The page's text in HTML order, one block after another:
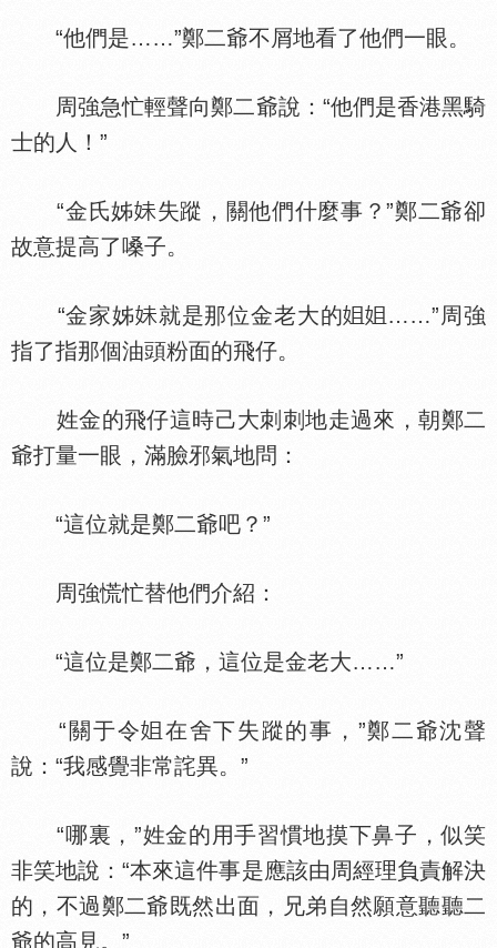
“他們是……”鄭二爺不屑地看了他們一眼。
周強急忙輕聲向鄭二爺說：“他們是香港黑騎
士的人！”
“金氏姊
失蹤，關他們什麼事？”鄭二爺卻
故意提高了嗓子。
“金家姊 就是那位金老大的
……”周強
指了指那個油頭粉面的飛仔。
姓金的飛仔這時己大刺刺地走過來，朝鄭二
爺打量一眼，滿臉邪氣地問：
“這位就是鄭二爺吧？”
周強慌忙替他們介紹：
“這位是鄭二爺，這位是金老大……”
“關于令
在舍下失蹤的事，”鄭二爺沈聲
說：“我感覺非常詫異。”
“哪裏，”姓金的用手習慣地摸下鼻子，似笑
非笑地說：“本來這件事是應該由周經理負責解決
的，不過鄭二爺既然出面，兄弟自然願意聽聽二
爺的高見。”